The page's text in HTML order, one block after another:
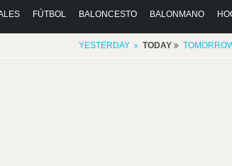
FÚTBOL BALONCESTO BALONMANO
YESTERDAY TODAY